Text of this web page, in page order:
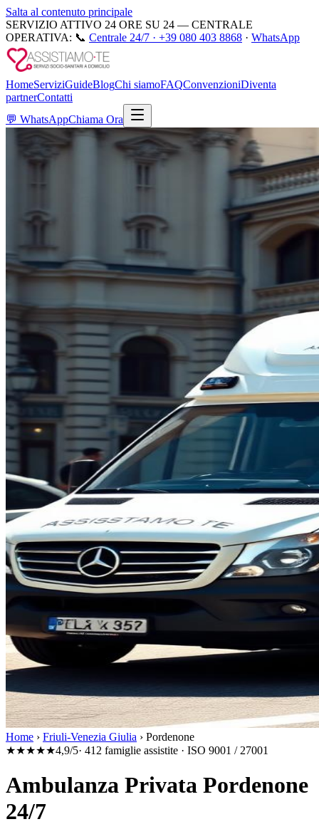
Salta al contenuto principale
SERVIZIO ATTIVO 24 ORE SU 24 — CENTRALE
OPERATIVA: 📞 Centrale 24/7 · +39 080 403 8868 · WhatsApp
HomeServiziGuideBlogChi siamoFAQConvenzioniDiventa
partnerContatti
💬 WhatsAppChiama Ora
Home › Friuli-Venezia Giulia › Pordenone
★★★★★4,9/5· 412 famiglie assistite · ISO 9001 / 27001
Ambulanza Privata Pordenone
24/7